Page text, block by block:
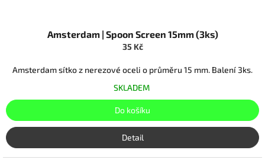
Amsterdam | Spoon Screen 15mm (3ks)
35 Kč
Amsterdam sítko z nerezové oceli o průměru 15 mm. Balení 3ks.
SKLADEM
Do košíku
Detail